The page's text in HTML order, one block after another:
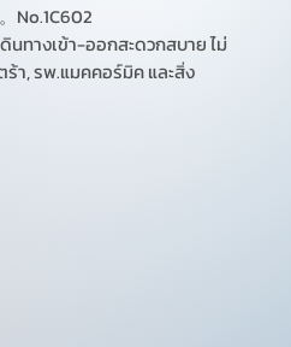
No.1C602
นทางเข้า-ออกสะดวกสบาย ไม่
า, รพ.แมคคอร์มิค และสิ่ง